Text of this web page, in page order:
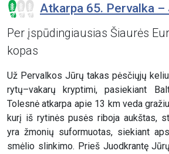
Atkarpa 65. Pervalka
Per įspūdingiausias Šiaurės
kopas
Už Pervalkos Jūrų takas pėsčiųjų
rytų–vakarų kryptimi, pasiekiant
Tolesnė atkarpa apie 13 km veda
kurį iš rytinės pusės riboja aukštas,
yra žmonių suformuotas, siekiant
smėlio slinkimo. Prieš Juodkrantę